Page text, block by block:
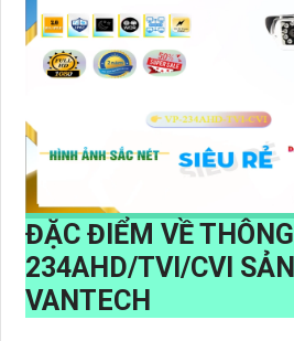
ĐẶC ĐIỂM VỀ
234AHD/TVI/CVI
VANTECH